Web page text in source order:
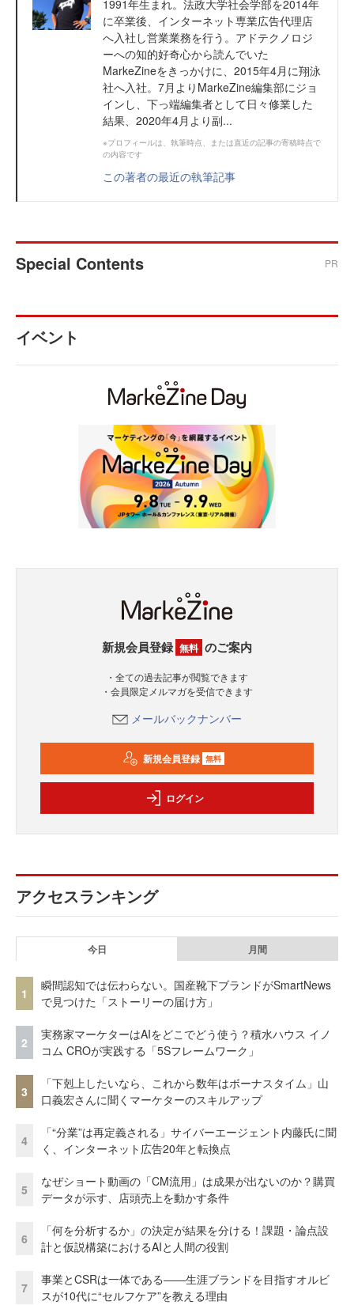
1991年生まれ。法政大学社会学部を2014年
に卒業後、インターネット専業広告代理店
へ入社し営業業務を行う。アドテクノロジ
ーへの知的好奇心から読んでいた
MarkeZineをきっかけに、2015年4月に翔泳
社へ入社。7月よりMarkeZine編集部にジョ
インし、下っ端編集者として日々修業した
結果、2020年4月より副...
※プロフィールは、執筆時点、または直近の記事の寄稿時点で
の内容です
この著者の最近の執筆記事
Special Contents PR
イベント
新規会員登録 無料 のご案内
・全ての過去記事が閲覧できます
・会員限定メルマガを受信できます
メールバックナンバー
新規会員登録 無料
ログイン
アクセスランキング
今日 月間
1
瞬間認知では伝わらない。国産靴下ブランドがSmartNews
で見つけた「ストーリーの届け方」
2
実務家マーケターはAIをどこでどう使う？積水ハウス イノ
コム CROが実践する「5Sフレームワーク」
3
「下剋上したいなら、これから数年はボーナスタイム」山
口義宏さんに聞くマーケターのスキルアップ
4
「“分業”は再定義される」サイバーエージェント内藤氏に聞
く、インターネット広告20年と転換点
5
なぜショート動画の「CM流用」は成果が出ないのか？購買
データが示す、店頭売上を動かす条件
6
「何を分析するか」の決定が結果を分ける！課題・論点設
計と仮説構築におけるAIと人間の役割
7
事業とCSRは一体である――生涯ブランドを目指すオルビ
スが10代に“セルフケア”を教える理由